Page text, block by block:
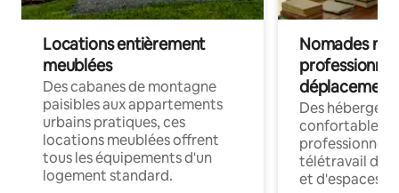
Locations entièrement
meublées
Des cabanes de montagne
paisibles aux appartements
urbains pratiques, ces
locations meublées offrent
tous les équipements d'un
logement standard.
Nomades
déplacement
Des
confortables
professionnels
télétravail
et d'espaces